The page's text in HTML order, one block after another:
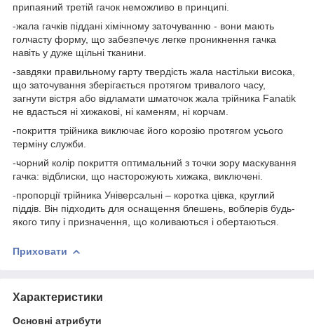
припаяний третій гачок неможливо в принципі.
-жала гачків піддані хімічному заточуванню - вони мають
голчасту форму, що забезпечує легке проникнення гачка
навіть у дуже щільні тканини.
-завдяки правильному гарту твердість жала настільки висока,
що заточування зберігається протягом тривалого часу,
загнути вістря або відламати шматочок жала трійника Fanatik
не вдасться ні хижакові, ні каменям, ні корчам.
-покриття трійника виключає його корозію протягом усього
терміну служби.
-чорний колір покриття оптимальний з точки зору маскування
гачка: відблиски, що насторожують хижака, виключені.
-пропорції трійника Універсальні – коротка цівка, круглий
піддів. Він підходить для оснащення блешень, воблерів будь-
якого типу і призначення, що коливаються і обертаються.
Приховати
Характеристики
Основні атрибути